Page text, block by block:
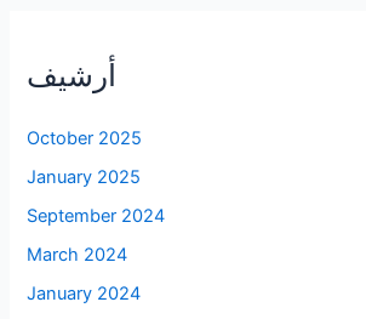
أرشيف
October 2025
January 2025
September 2024
March 2024
January 2024